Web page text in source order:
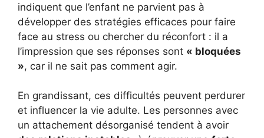
indiquent que l’enfant ne parvient pas à
développer des stratégies efficaces pour faire
face au stress ou chercher du réconfort : il a
l’impression que ses réponses sont « bloquées
», car il ne sait pas comment agir.
En grandissant, ces difficultés peuvent perdurer
et influencer la vie adulte. Les personnes avec
un attachement désorganisé tendent à avoir